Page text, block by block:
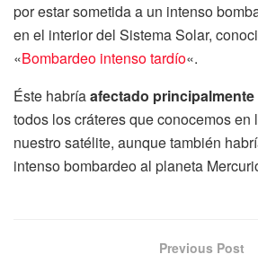
por estar sometida a un intenso
en el interior del Sistema Solar,
«Bombardeo intenso tardío«.
Éste habríaafectado principalmente
todos los cráteres que conocemos en
nuestro satélite, aunque también
intenso bombardeo al planeta
Previous Post